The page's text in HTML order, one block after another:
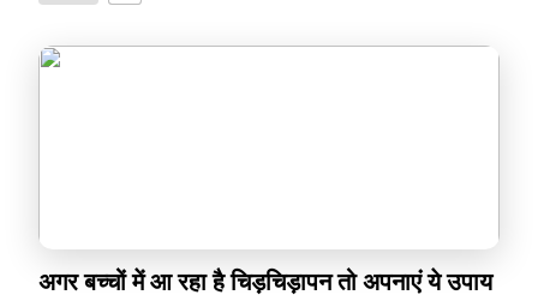
अगर बच्चों में आ रहा है चिड़चिड़ापन तो अपनाएं ये उपाय